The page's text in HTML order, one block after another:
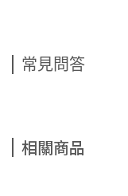
常見問答
相關商品